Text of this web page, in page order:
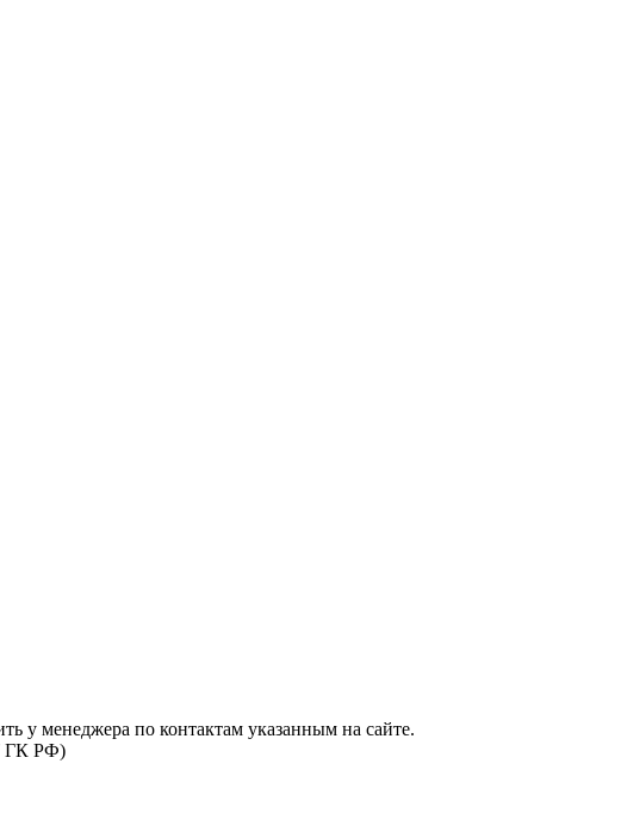
у менеджера по контактам указанным на сайте.
ГК РФ)